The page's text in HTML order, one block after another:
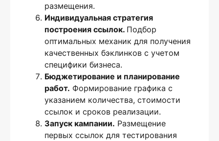
размещения.
Индивидуальная стратегия
построения ссылок. Подбор
оптимальных механик для получения
качественных бэклинков с учетом
специфики бизнеса.
Бюджетирование и планирование
работ. Формирование графика с
указанием количества, стоимости
ссылок и сроков реализации.
Запуск кампании. Размещение
первых ссылок для тестирования